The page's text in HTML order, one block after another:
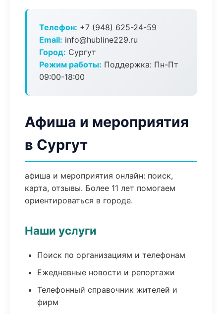
Телефон: +7 (948) 625-24-59
Email: info@hubline229.ru
Город: Сургут
Режим работы: Поддержка: Пн-Пт
09:00-18:00
Афиша и мероприятия
в Сургут
афиша и мероприятия онлайн: поиск,
карта, отзывы. Более 11 лет помогаем
ориентироваться в городе.
Наши услуги
Поиск по организациям и телефонам
Ежедневные новости и репортажи
Телефонный справочник жителей и
фирм